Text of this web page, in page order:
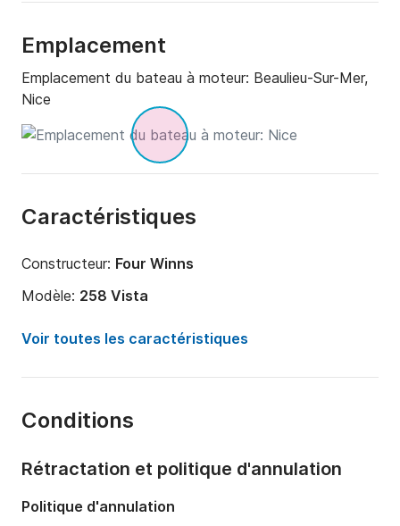
Emplacement
Emplacement du bateau à moteur: Beaulieu-Sur-Mer,
Nice
Caractéristiques
Constructeur: Four Winns
Modèle: 258 Vista
Puissance moteur:
320cv
Capacité à bord:
Nombre de cabines:
Voir toutes les caractéristiques
Conditions
Rétractation et politique d'annulation
Politique d'annulation